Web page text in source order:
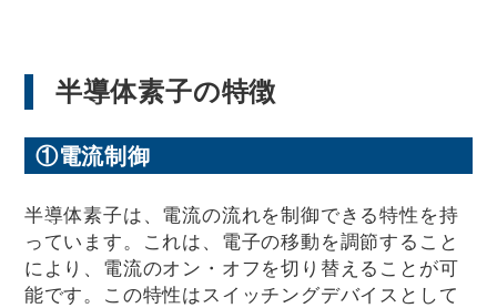
半導体素子の特徴
①電流制御
半導体素子は、電流の流れを制御できる特性を持
っています。これは、電子の移動を調節すること
により、電流のオン・オフを切り替えることが可
能です。この特性はスイッチングデバイスとして